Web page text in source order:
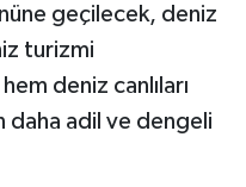
geçilecek, deniz
turizmi
deniz canlıları
daha adil ve dengeli